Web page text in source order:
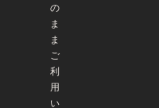
の
ま
ま
ご
利
用
い